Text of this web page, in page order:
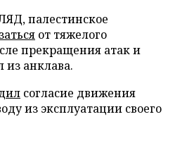
палестинское
от тяжелого
прекращения атак и
из анклава.
согласие движения
из эксплуатации своего